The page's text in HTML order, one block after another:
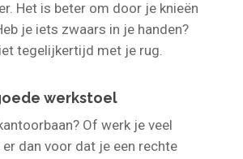
je iets wilt optillen, buk dan
Het is beter om door je knieën
je iets zwaars in je handen?
werkstoel
Of werk je veel